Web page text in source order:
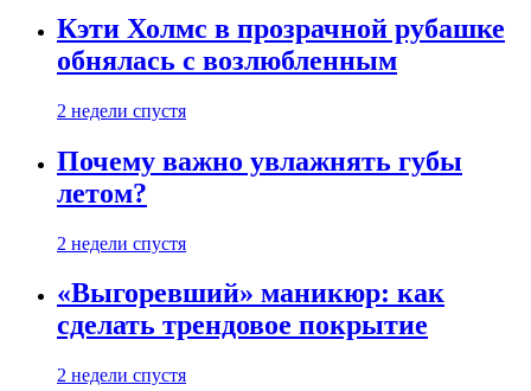
Кэти Холмс в прозрачной рубашке
обнялась с возлюбленным
2 недели спустя
Почему важно увлажнять губы
летом?
2 недели спустя
«Выгоревший» маникюр: как
сделать трендовое покрытие
2 недели спустя